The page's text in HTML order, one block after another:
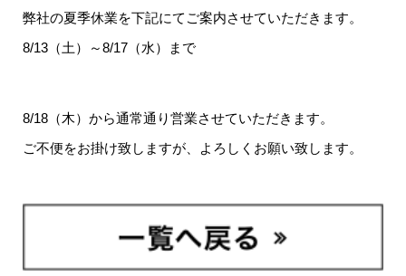
弊社の夏季休業を下記にてご案内させていただきます。
8/13（土）～8/17（水）
まで
8/18（木）から通常通り営業させていただきます。
ご不便をお掛け致しますが、よろしくお願い致します。